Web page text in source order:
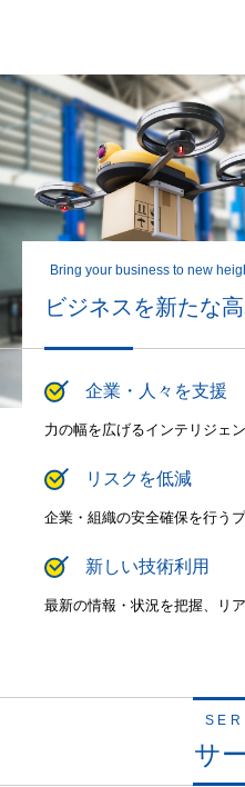
Bring your business to new
ビジネスを新たな
企業・人々を支援
⼒の幅を広げるインテリジェ
リスクを低減
企業・組織の安全確保を⾏う
新しい技術利用
最新の情報・状況を把握、リ
サ